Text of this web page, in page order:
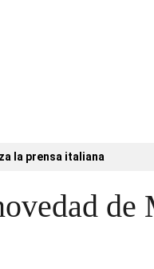
la prensa italiana
de